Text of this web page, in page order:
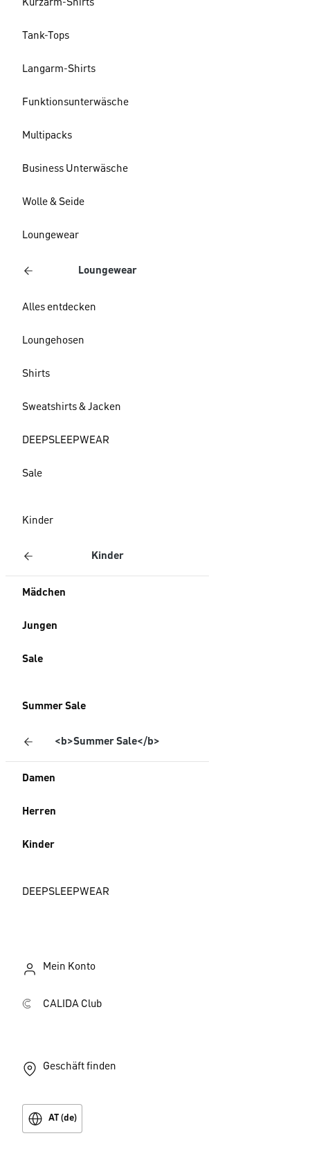
Kurzarm-Shirts
Tank-Tops
Langarm-Shirts
Funktionsunterwäsche
Multipacks
Business Unterwäsche
Wolle & Seide
Loungewear
Loungewear
Alles entdecken
Loungehosen
Shirts
Sweatshirts & Jacken
DEEPSLEEPWEAR
Sale
Kinder
Kinder
Mädchen
Jungen
Sale
Summer Sale
<b>Summer Sale</b>
Damen
Herren
Kinder
DEEPSLEEPWEAR
Mein Konto
CALIDA Club
Geschäft finden
AT (de)